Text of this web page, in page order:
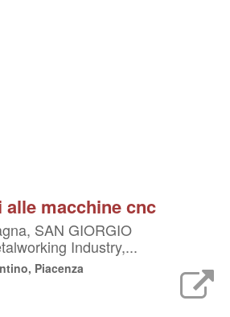
alle macchine cnc
SAN GIORGIO
Industry,...
Piacenza